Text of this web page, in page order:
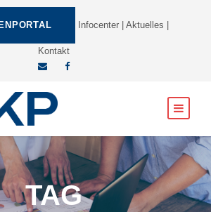
Infocenter| Aktuelles
Kontakt
TAG